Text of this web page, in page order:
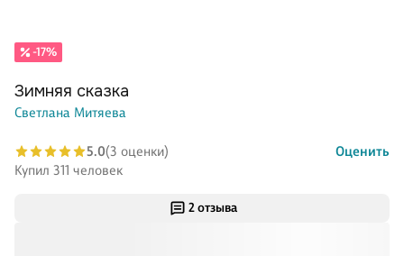
2 отзыва
-17%
Зимняя сказка
Светлана Митяева
5.0(3 оценки)
Оценить
Купил 311 человек